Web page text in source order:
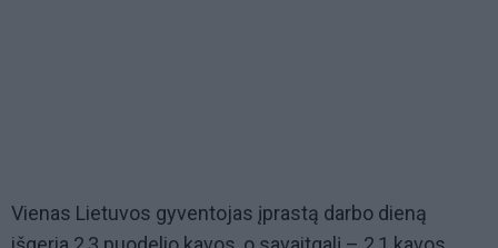
Vienas Lietuvos gyventojas įprastą darbo dieną